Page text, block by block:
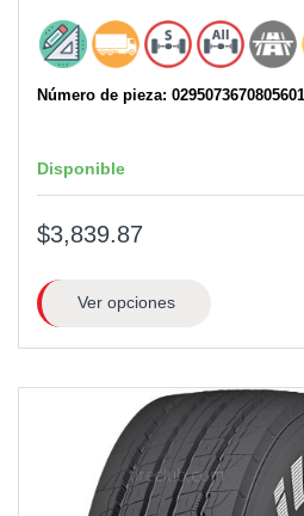
Número de pieza:
Disponible
$3,839.87
Ver opciones